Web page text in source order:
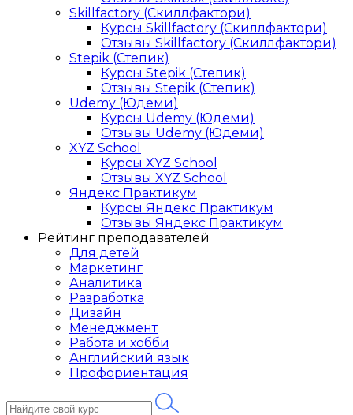
Skillfactory (Скиллфактори)
Курсы Skillfactory (Скиллфактори)
Отзывы Skillfactory (Скиллфактори)
Stepik (Степик)
Курсы Stepik (Степик)
Отзывы Stepik (Степик)
Udemy (Юдеми)
Курсы Udemy (Юдеми)
Отзывы Udemy (Юдеми)
XYZ School
Курсы XYZ School
Отзывы XYZ School
Яндекс Практикум
Курсы Яндекс Практикум
Отзывы Яндекс Практикум
Рейтинг преподавателей
Для детей
Маркетинг
Аналитика
Разработка
Дизайн
Менеджмент
Работа и хобби
Английский язык
Профориентация